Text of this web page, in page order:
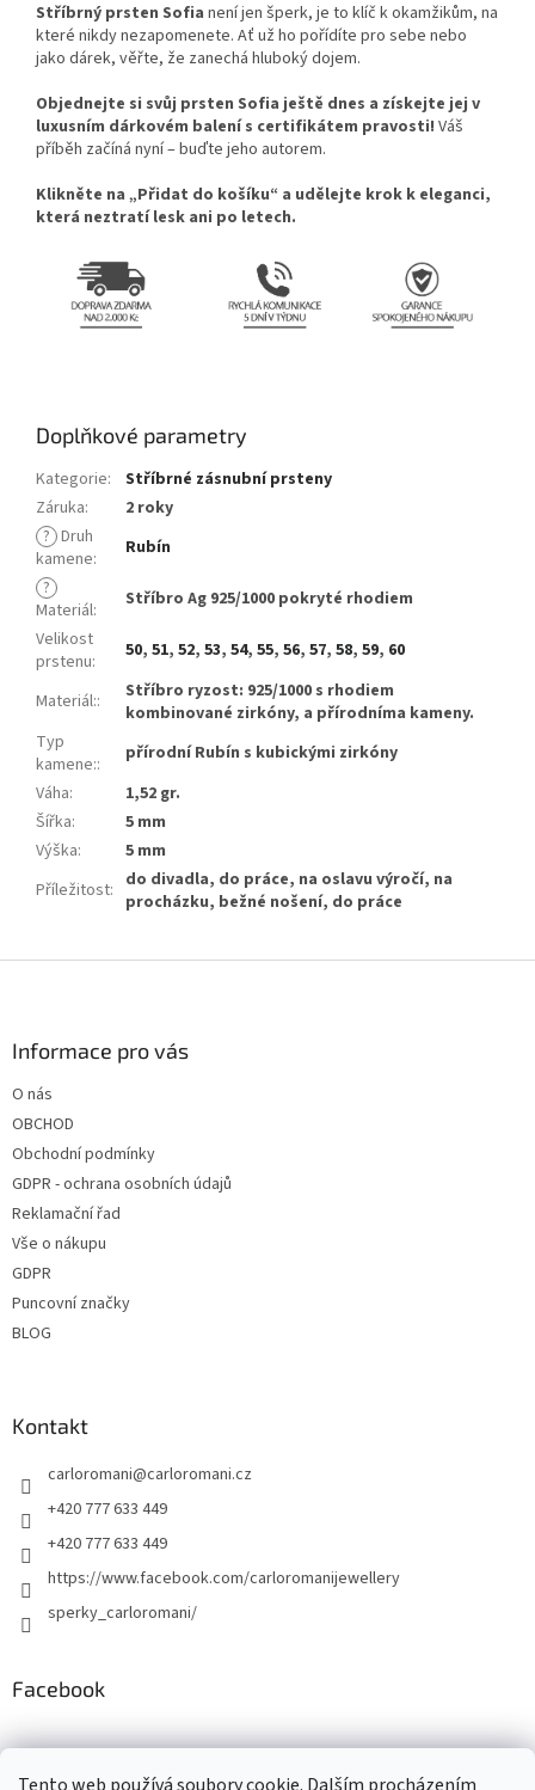
Stříbrný prsten Sofia není jen šperk, je to klíč k okamžikům, na
které nikdy nezapomenete. Ať už ho pořídíte pro sebe nebo
jako dárek, věřte, že zanechá hluboký dojem.
Objednejte si svůj prsten Sofia ještě dnes a získejte jej v
luxusním dárkovém balení s certifikátem pravosti! Váš
příběh začíná nyní – buďte jeho autorem.
Klikněte na „Přidat do košíku“ a udělejte krok k eleganci,
která neztratí lesk ani po letech.
Doplňkové parametry
Kategorie:
Stříbrné zásnubní prsteny
Záruka:
2 roky
? Druh
kamene:
Rubín
?
Materiál:
Stříbro Ag 925/1000 pokryté rhodiem
Velikost
prstenu: 50, 51, 52, 53, 54, 55, 56, 57, 58, 59, 60
Materiál::
Stříbro ryzost: 925/1000 s rhodiem
kombinované zirkóny, a přírodníma kameny.
Typ
kamene::
přírodní Rubín s kubickými zirkóny
Váha:
1,52 gr.
Šířka:
5 mm
Výška:
5 mm
Příležitost: do divadla, do práce, na oslavu výročí, na
procházku, bežné nošení, do práce
Informace pro vás
O nás
OBCHOD
Obchodní podmínky
GDPR - ochrana osobních údajů
Reklamační řad
Vše o nákupu
GDPR
Puncovní značky
BLOG
Kontakt
carloromani@carloromani.cz
+420 777 633 449
+420 777 633 449
https://www.facebook.com/carloromanijewellery
sperky_carloromani/
Facebook
Instagram